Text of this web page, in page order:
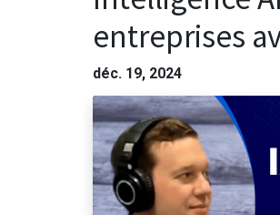
entreprises
déc. 19, 2024